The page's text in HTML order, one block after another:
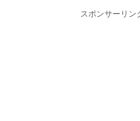
スポンサーリン